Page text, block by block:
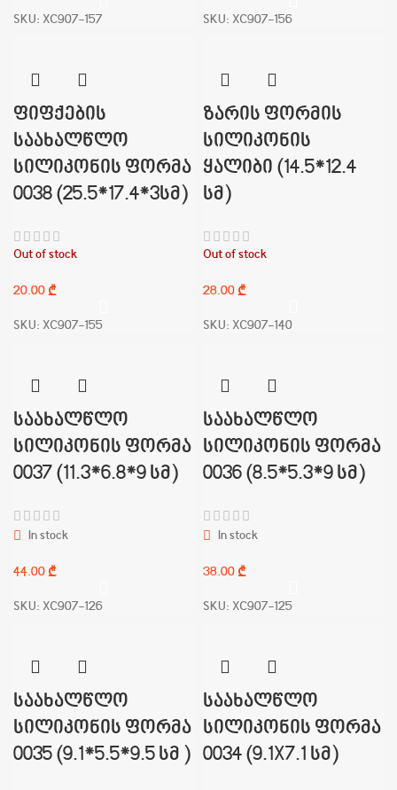
SKU: XC907-157 SKU: XC907-156
ფიფქების
საახალწლო
სილიკონის ფორმა
0038 (25.5*17.4*3სმ)
Out of stock
₾
SKU: XC907-155
ზარის ფორმის
სილიკონის
ყალიბი (14.5*12.4
სმ)
Out of stock
₾
SKU: XC907-140
საახალწლო
სილიკონის ფორმა
0037 (11.3*6.8*9 სმ)
In stock
₾
SKU: XC907-126
საახალწლო
სილიკონის ფორმა
0036 (8.5*5.3*9 სმ)
In stock
₾
SKU: XC907-125
საახალწლო
სილიკონის ფორმა
0035 (9.1*5.5*9.5 სმ )
საახალწლო
სილიკონის ფორმა
0034 (9.1X7.1 სმ)